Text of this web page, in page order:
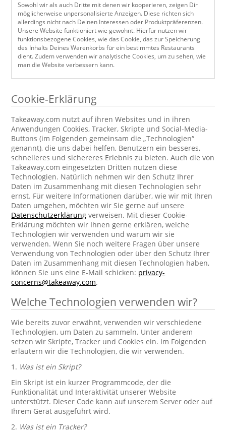
Sowohl wir als auch Dritte mit denen wir kooperieren, zeigen Dir
möglicherweise unpersonalisierte Anzeigen. Diese richten sich
allerdings nicht nach Deinen Interessen oder Produktpräferenzen.
Unsere Website funktioniert wie gewohnt. Hierfür nutzen wir
funktionsbezogene Cookies, wie das Cookie, das zur Speicherung
des Inhalts Deines Warenkorbs für ein bestimmtes Restaurants
dient. Zudem verwenden wir analytische Cookies, um zu sehen, wie
man die Website verbessern kann.
Cookie-Erklärung
Takeaway.com nutzt auf ihren Websites und in ihren
Anwendungen Cookies, Tracker, Skripte und Social-Media-
Buttons (im Folgenden gemeinsam die „Technologien“
genannt), die uns dabei helfen, Benutzern ein besseres,
schnelleres und sichereres Erlebnis zu bieten. Auch die von
Takeaway.com eingesetzten Dritten nutzen diese
Technologien. Natürlich nehmen wir den Schutz Ihrer
Daten im Zusammenhang mit diesen Technologien sehr
ernst. Für weitere Informationen darüber, wie wir mit Ihren
Daten umgehen, möchten wir Sie gerne auf unsere
Datenschutzerklärung verweisen. Mit dieser Cookie-
Erklärung möchten wir Ihnen gerne erklären, welche
Technologien wir verwenden und warum wir sie
verwenden. Wenn Sie noch weitere Fragen über unsere
Verwendung von Technologien oder über den Schutz Ihrer
Daten im Zusammenhang mit diesen Technologien haben,
können Sie uns eine E-Mail schicken: privacy-
concerns@takeaway.com.
Welche Technologien verwenden wir?
Wie bereits zuvor erwähnt, verwenden wir verschiedene
Technologien, um Daten zu sammeln. Unter anderem
setzen wir Skripte, Tracker und Cookies ein. Im Folgenden
erläutern wir die Technologien, die wir verwenden.
1. Was ist ein Skript?
Ein Skript ist ein kurzer Programmcode, der die
Funktionalität und Interaktivität unserer Website
unterstützt. Dieser Code kann auf unserem Server oder auf
Ihrem Gerät ausgeführt wird.
2. Was ist ein Tracker?